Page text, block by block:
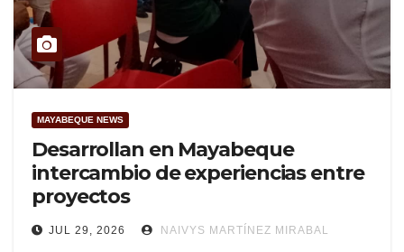
MAYABEQUE NEWS
Desarrollan en Mayabeque
intercambio de experiencias entre
proyectos
JUL 29, 2026 NAIVYS MARTÍNEZ MIRABAL